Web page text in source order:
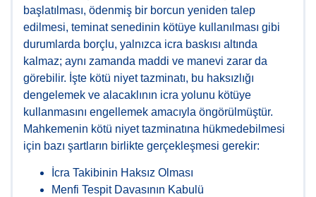
başlatılması, ödenmiş bir borcun yeniden talep
edilmesi, teminat senedinin kötüye kullanılması gibi
durumlarda borçlu, yalnızca icra baskısı altında
kalmaz; aynı zamanda maddi ve manevi zarar da
görebilir. İşte kötü niyet tazminatı, bu haksızlığı
dengelemek ve alacaklının icra yolunu kötüye
kullanmasını engellemek amacıyla öngörülmüştür.
Mahkemenin kötü niyet tazminatına hükmedebilmesi
için bazı şartların birlikte gerçekleşmesi gerekir:
İcra Takibinin Haksız Olması
Menfi Tespit Davasının Kabulü